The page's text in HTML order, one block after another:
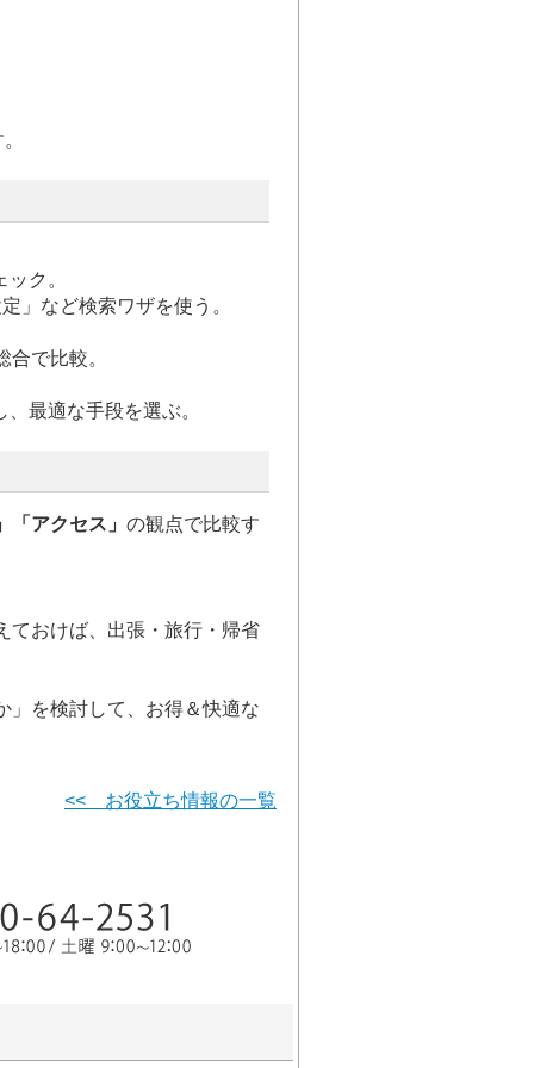
ク。
」など検索ワザを使う。
で比較。
最適な手段を選ぶ。
「アクセス」 の観点で比較す
ておけば、出張・旅行・帰省
」を検討して、お得＆快適な
<< お役立ち情報の一覧